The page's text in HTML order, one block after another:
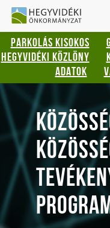
Gyorsbillentyűk
listája
Keresés:
"S"
Bejelentkezés:
Hegyvidéki
PARKOLÁS KISOKOS
HEGYVIDÉKI KÖZLÖNY
ADATOK